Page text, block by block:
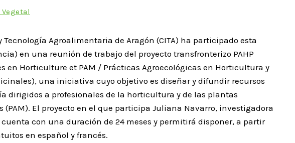
Agroalimentaria de Aragón (CITA) ha participado esta
en una reunión de trabajo del proyecto transfronterizo PAHP
en Horticulture et PAM / Prácticas Agroecológicas en Horticultura y
una iniciativa cuyo objetivo es diseñar y difundir recursos
dirigidos a profesionales de la horticultura y de las plantas
El proyecto en el que participa Juliana Navarro, investigadora
con una duración de 24 meses y permitirá disponer, a partir
en español y francés.